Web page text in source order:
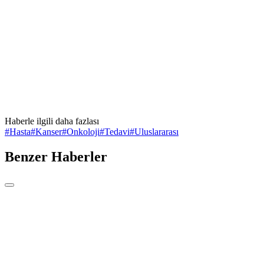
Haberle ilgili daha fazlası
#Hasta#Kanser#Onkoloji#Tedavi#Uluslararası
Benzer Haberler